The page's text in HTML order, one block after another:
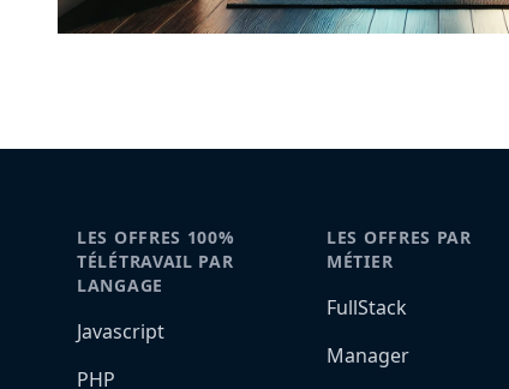
LES OFFRES 100%
TÉLÉTRAVAIL PAR
LANGAGE
Javascript
PHP
LES OFFRES PAR
MÉTIER
FullStack
Manager